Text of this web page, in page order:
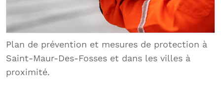
Plan de prévention et mesures de protection à
Saint-Maur-Des-Fosses et dans les villes à
proximité.